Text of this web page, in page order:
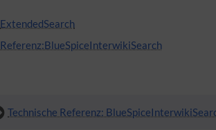
ExtendedSearch
Referenz:BlueSpiceInterwikiSearch
Technische Referenz: